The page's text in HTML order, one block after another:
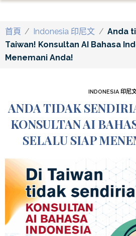
首頁 / Indonesia 印尼文 / Anda
Taiwan! Konsultan AI Bahasa
Menemani Anda!
INDONESIA 印尼
ANDA TIDAK
KONSULTAN AI
SELALU SIAP